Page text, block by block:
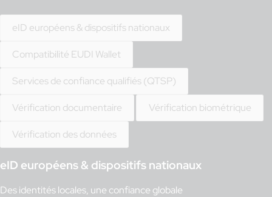
eID européens & dispositifs nationaux
Compatibilité EUDI Wallet
Services de confiance qualifiés (QTSP)
Vérification documentaire Vérification biométrique
Vérification des données
eID européens & dispositifs nationaux
Des identités locales, une confiance globale